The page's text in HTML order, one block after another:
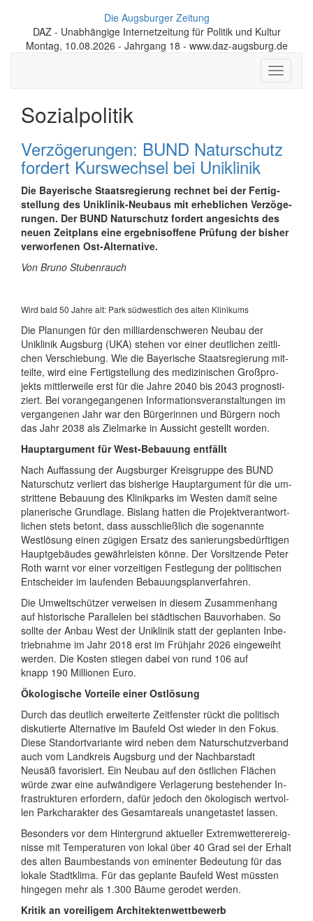
Die Augsburger Zeitung
DAZ - Unabhängige Internetzeitung für Politik und Kultur
Montag, 10.08.2026 - Jahrgang 18 - www.daz-augsburg.de
Toggle
Sozialpolitik
Verzögerungen: BUND Naturschutz
fordert Kurswechsel bei Uniklinik
Die Bay­e­ri­sche Staats­re­gie­rung rechnet bei der Fer­tig­
stel­lung des Uniklinik-Neubaus mit er­heb­li­chen Ver­zö­ge­
run­gen. Der BUND Naturschutz fordert an­ge­sichts des
neuen Zeit­plans eine er­geb­nis­of­fene Prü­fung der bis­her
ver­wor­fe­nen Ost-Alternative.
Von Bruno Stubenrauch
Wird bald 50 Jahre alt: Park südwestlich des alten Klinikums
Die Planungen für den mil­li­ar­den­schwe­ren Neubau der
Uniklinik Augsburg (UKA) stehen vor einer deut­li­chen zeit­li­
chen Ver­schie­bung. Wie die Bay­e­ri­sche Staats­re­gie­rung mit­
teilte, wird eine Fer­tig­stel­lung des me­di­zi­ni­schen Groß­pro­
jekts mitt­ler­weile erst für die Jahre 2040 bis 2043 pro­gnos­ti­
ziert. Bei vor­an­ge­gan­ge­nen In­for­ma­ti­ons­ver­an­stal­tun­gen im
ver­gan­ge­nen Jahr war den Bür­ge­rin­nen und Bür­gern noch
das Jahr 2038 als Ziel­marke in Aus­sicht ge­stellt worden.
Hauptargument für West-Bebauung entfällt
Nach Auf­fas­sung der Augsburger Kreis­gruppe des BUND
Naturschutz ver­liert das bis­he­rige Haupt­ar­gu­ment für die um­
strit­tene Be­bau­ung des Klinik­parks im Westen damit seine
pla­ne­ri­sche Grund­lage. Bislang hatten die Pro­jekt­ver­ant­wort­
li­chen stets betont, dass aus­schließ­lich die so­ge­nannte
West­lö­sung einen zü­gi­gen Ersatz des sa­nie­rungs­be­dürf­ti­gen
Haupt­ge­bäu­des ge­währ­leis­ten könne. Der Vor­sit­zende Peter
Roth warnt vor einer vor­zei­ti­gen Fest­le­gung der po­li­ti­schen
Ent­schei­der im lau­fen­den Be­bau­ungs­plan­ver­fah­ren.
Die Um­welt­schüt­zer ver­wei­sen in diesem Zu­sam­men­hang
auf hi­sto­ri­sche Par­al­le­len bei städ­ti­schen Bau­vor­ha­ben. So
sollte der Anbau West der Uniklinik statt der ge­plan­ten In­be­
trieb­nahme im Jahr 2018 erst im Früh­jahr 2026 ein­ge­weiht
werden. Die Kosten stiegen dabei von rund 106 auf
knapp 190 Mil­lio­nen Euro.
Ökologische Vorteile einer Ostlösung
Durch das deut­lich er­wei­terte Zeit­fen­ster rückt die po­li­tisch
dis­ku­tierte Al­ter­na­tive im Baufeld Ost wieder in den Fokus.
Diese Stand­ort­va­ri­ante wird neben dem Na­tur­schutz­ver­band
auch vom Land­kreis Augsburg und der Nach­bar­stadt
Neusäß fa­vo­ri­siert. Ein Neubau auf den öst­li­chen Flä­chen
würde zwar eine auf­wän­di­gere Ver­la­ge­rung be­ste­hen­der In­
fra­struk­tu­ren er­for­dern, dafür jedoch den öko­lo­gisch wert­vol­
len Park­cha­rak­ter des Ge­samt­are­als un­an­ge­tas­tet lassen.
Be­son­ders vor dem Hin­ter­grund ak­tu­el­ler Ex­trem­wet­ter­er­eig­
nisse mit Tem­pe­ra­tu­ren von lokal über 40 Grad sei der Erhalt
des alten Baum­be­stands von em­i­nen­ter Be­deu­tung für das
lo­kale Stadt­klima. Für das ge­plante Baufeld West müss­ten
hin­ge­gen mehr als 1.300 Bäume ge­ro­det werden.
Kritik an voreiligem Architektenwettbewerb